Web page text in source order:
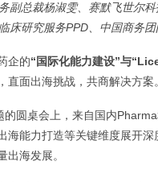
副总裁杨淑雯、赛默飞世尔
床研究服务PPD、中国商务
企的“国际化能力建设”与
面出海挑战，共商解决方案。
的圆桌会上，来自国内
海能力打造等关键维度展开
海发展。